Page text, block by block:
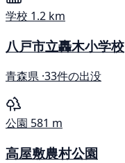
学校 1.2 km
八戸市立轟木小学校
青森県 ·33件の出没
公園 581 m
高屋敷農村公園